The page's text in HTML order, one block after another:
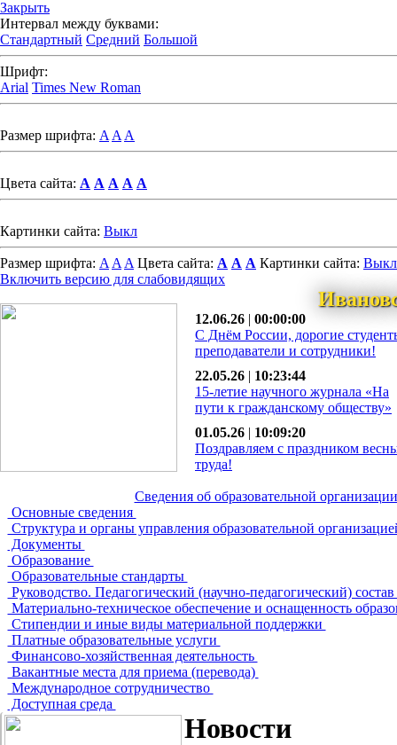
Закрыть
Интервал между буквами:
Стандартный Средний Большой
Шрифт:
Arial Times New Roman
Размер шрифта: A A A
Цвета сайта: A A A A A
Картинки сайта: Выкл
Размер шрифта: A A A Цвета сайта: A A A Картинки сайта: Выкл
Включить версию для слабовидящих
12.06.26 | 00:00:00
С Днём России, дорогие
преподаватели и сотрудники!
22.05.26 | 10:23:44
15-летие научного журнала «На
пути к гражданскому обществу»
01.05.26 | 10:09:20
Поздравляем с праздником
труда!
Сведения об образовательной организации
Основные сведения
Структура и органы управления образовательной
Документы
Образование
Образовательные стандарты
Руководство. Педагогический (научно-педагогический) состав
Материально-техническое обеспечение и оснащенность
Стипендии и иные виды материальной поддержки
Платные образовательные услуги
Финансово-хозяйственная деятельность
Вакантные места для приема (перевода)
Международное сотрудничество
Доступная среда
Новости